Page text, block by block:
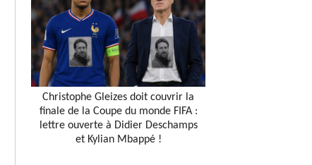
Christophe Gleizes doit couvrir la
finale de la Coupe du monde FIFA :
lettre ouverte à Didier Deschamps
et Kylian Mbappé !